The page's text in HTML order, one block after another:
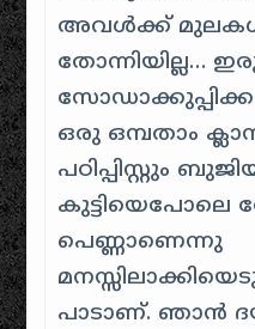
അവൾക്ക് മുലകൾ
തോന്നിയില്ല…
ഒരു ഒമ്പതാം
പഠിപ്പിസ്റ്റും
കുട്ടിയെപോലെ
പെണ്ണാണെന്നു
പാടാണ്. ഞാൻ